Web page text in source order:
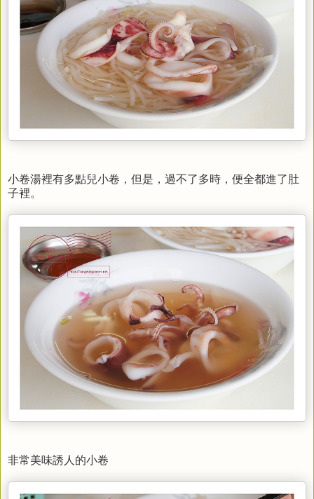
小卷湯裡有多點兒小卷，但是，過不了多時，便全都進了肚
子裡。
非常美味誘人的小卷